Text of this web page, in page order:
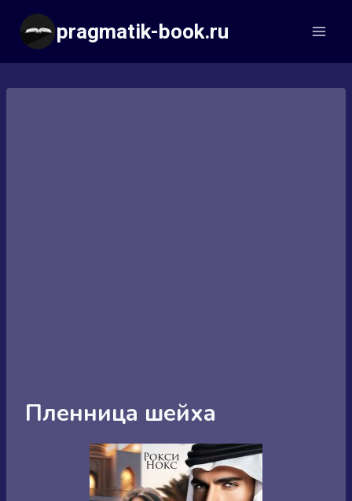
Перейти
содержимому
pragmatik-book.ru
Пленница шейха